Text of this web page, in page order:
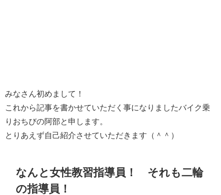
みなさん初めまして！
これから記事を書かせていただく事になりましたバイク乗
りおちびの阿部と申します。
とりあえず自己紹介させていただきます（＾＾）
なんと女性教習指導員！ それも二輪
の指導員！